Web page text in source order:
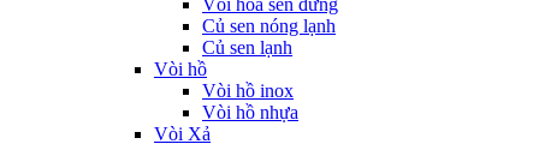
Vòi hoa sen đứng
Củ sen nóng lạnh
Củ sen lạnh
Vòi hồ
Vòi hồ inox
Vòi hồ nhựa
Vòi Xả